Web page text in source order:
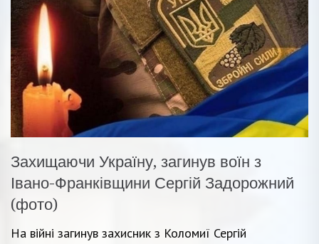
Захищаючи Україну, загинув воїн з
Івано-Франківщини Сергій Задорожний
(фото)
На війні загинув захисник з Коломиї Сергій